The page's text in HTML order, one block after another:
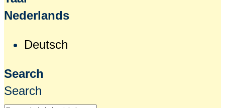
Nederlands
Deutsch
Search
Search